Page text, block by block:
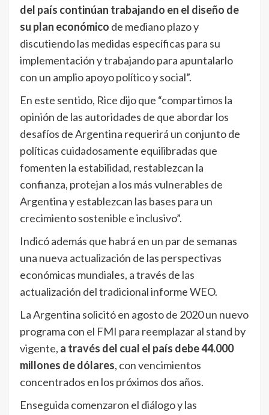
del país continúan trabajando en el diseño de
su plan económico de mediano plazo y
discutiendo las medidas específicas para su
implementación y trabajando para apuntalarlo
con un amplio apoyo político y social”.
En este sentido, Rice dijo que “compartimos la
opinión de las autoridades de que abordar los
desafíos de Argentina requerirá un conjunto de
políticas cuidadosamente equilibradas que
fomenten la estabilidad, restablezcan la
confianza, protejan a los más vulnerables de
Argentina y establezcan las bases para un
crecimiento sostenible e inclusivo”.
Indicó además que habrá en un par de semanas
una nueva actualización de las perspectivas
económicas mundiales, a través de las
actualización del tradicional informe WEO.
La Argentina solicitó en agosto de 2020 un nuevo
programa con el FMI para reemplazar al stand by
vigente, a través del cual el país debe 44.000
millones de dólares, con vencimientos
concentrados en los próximos dos años.
Enseguida comenzaron el diálogo y las